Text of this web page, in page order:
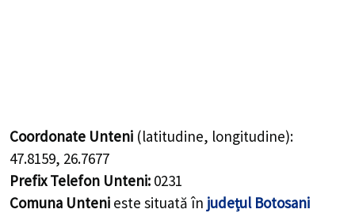
Coordonate Unteni (latitudine, longitudine):
47.8159, 26.7677
Prefix Telefon Unteni: 0231
Comuna Unteni este situată în județul Botosani